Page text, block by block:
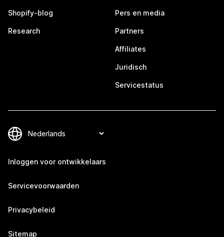
Shopify-blog
Research
Pers en media
Partners
Affiliates
Juridisch
Servicestatus
Inloggen voor ontwikkelaars
Servicevoorwaarden
Privacybeleid
Sitemap